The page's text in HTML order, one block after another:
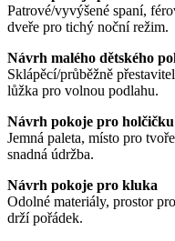
Patrové/vyvýšené spaní,
dveře pro tichý noční režim.
Návrh malého dětského
Sklápěcí/průběžně
lůžka pro volnou podlahu.
Návrh pokoje pro holčičku
Jemná paleta, místo pro
snadná údržba.
Návrh pokoje pro kluka
Odolné materiály, prostor
drží pořádek.